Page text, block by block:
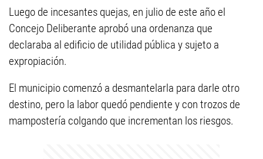
Luego de incesantes quejas, en julio de este año el
Concejo Deliberante aprobó una ordenanza que
declaraba al edificio de utilidad pública y sujeto a
expropiación.
El municipio comenzó a desmantelarla para darle otro
destino, pero la labor quedó pendiente y con trozos de
mampostería colgando que incrementan los riesgos.